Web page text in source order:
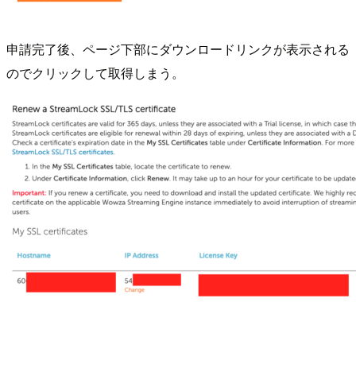
申請完了後、ページ下部にダウンロードリンクが表示される
のでクリックして取得しまう。